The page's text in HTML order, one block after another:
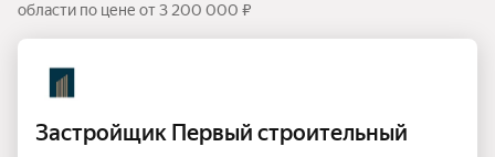
области по цене от 3 200 000 ₽
Застройщик Первый строительный